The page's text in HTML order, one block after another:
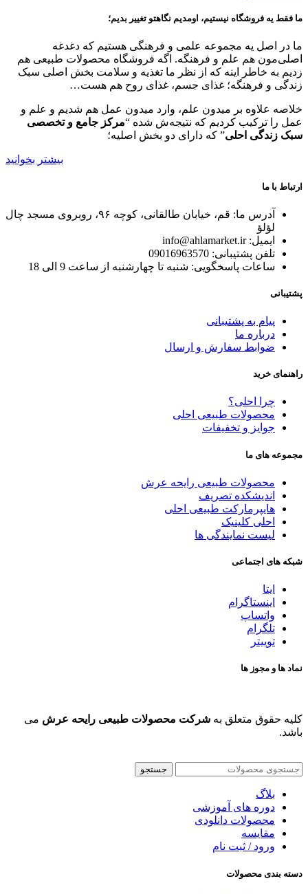
ما فقط یه فروشگاه نیستیم، اومدیم نگاهتو تغییر بدیم؛
ما در اصل یه مجموعه علمی و فرهنگی هستیم که دغدغه
اصلی‌مون هم علم و فرهنگه. اگه فروشگاه محصولات طبیعی هم
زدیم به خاطر اینه که از نظر ما تغذیه و سلامت بخش اصلی سبک
زندگی و فرهنگه؛ غذای جسم، غذای روح هم هست…
خلاصه علاوه بر میدون علم، وارد میدون عمل هم شدیم و علم و
عمل را ترکیب کردیم که نتیجه‌ش شده “مرکز جامع و تخصصی
سبک زندگی احلی” که دارای دو بخش اصلیه؛
بیشتر بخوانید
ارتباط با ما
آدرس ما: قم، خیابان طالقانی، کوچه ۹۶، روبروی مسجد چال
لؤلؤ
ایمیل: info@ahlamarket.ir
تلفن پشتیبانی: 09016963570
ساعات پاسخگویی: شنبه تا چهارشنبه از ساعت 9 الی 18
پشتیبانی
پیام به پشتیبانی
درباره ما
ضوابط سفارش و ارسال
راهنمای خرید
چرا احلی؟
محصولات طبیعی احلی
جوایز و تخفیفات
مجموعه های ما
محصولات طبیعی رایحه عرش
اندیشکده تصریف
هایپرمارکت طبیعی احلی
احلی کلینیک
لیست نمایندگی ها
شبکه های اجتماعی
ایتا
اینستاگرام
واتساپ
تلگرام
توییتر
نماد ها و مجوز ها
کلیه حقوق متعلق به شرکت محصولات طبیعی رایحه عرش می
باشد.
جستجو
بلاگ
دوره های آموزشی
محصولات دانلودی
مقایسه
ورود / ثبت نام
دسته بندی محصولات